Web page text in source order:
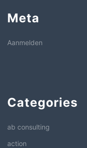
Meta
Aanmelden
Categories
ab consulting
action